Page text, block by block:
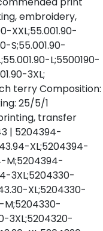
embroidery,
XXL;55.001.90-
S;55.001.90-
L;5500190-
3XL;
terry Composition:
25/5/1
transfer
| 5204394-
XL;5204394-
M;5204394-
3XL;5204330-
XL;5204330-
M;5204330-
3XL;5204320-